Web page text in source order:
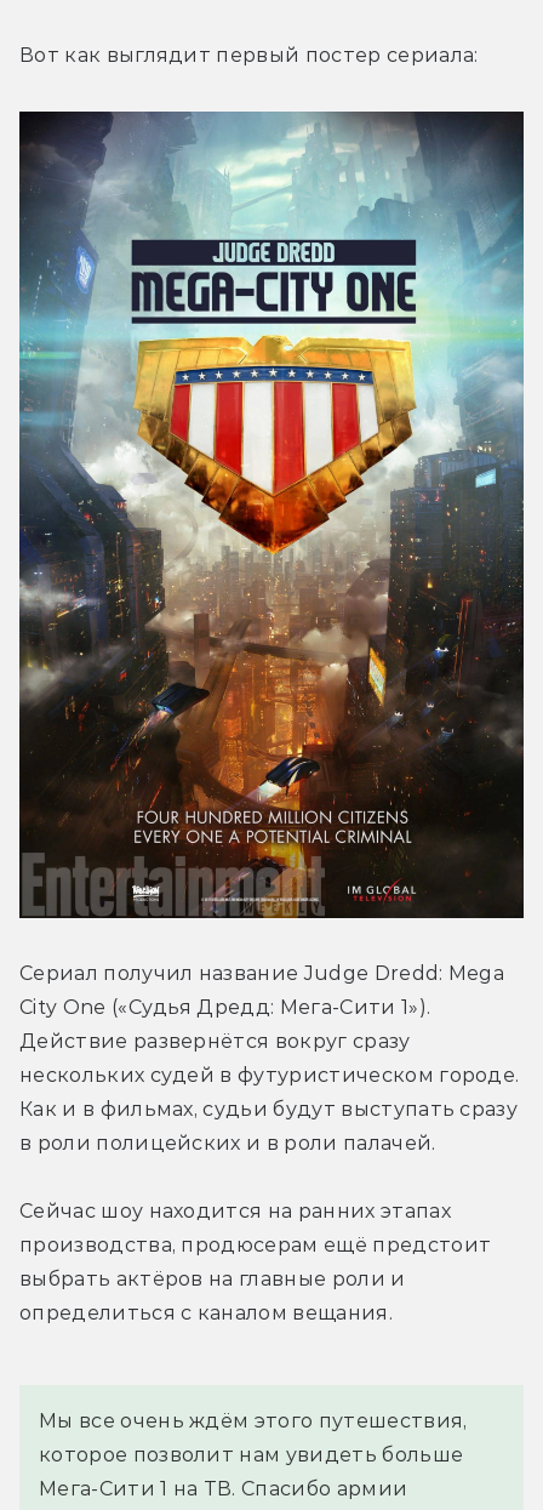
Вот как выглядит первый постер сериала:
Сериал получил название Judge Dredd: Mega
City One («Судья Дредд: Мега-Сити 1»).
Действие развернётся вокруг сразу
нескольких судей в футуристическом городе.
Как и в фильмах, судьи будут выступать сразу
в роли полицейских и в роли палачей.
Сейчас шоу находится на ранних этапах
производства, продюсерам ещё предстоит
выбрать актёров на главные роли и
определиться с каналом вещания.
Мы все очень ждём этого путешествия,
которое позволит нам увидеть больше
Мега-Сити 1 на ТВ. Спасибо армии